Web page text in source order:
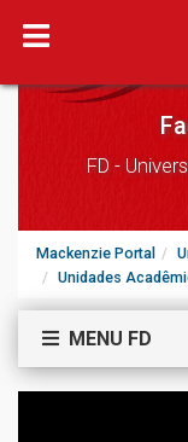
FD -
Mackenzie Portal
Unidades
MENU FD